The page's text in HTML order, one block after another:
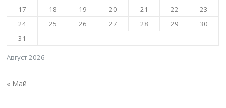
Август 2026
17
18 19 20 21 22
23
24
25 26 27 28 29
30
31
« Май